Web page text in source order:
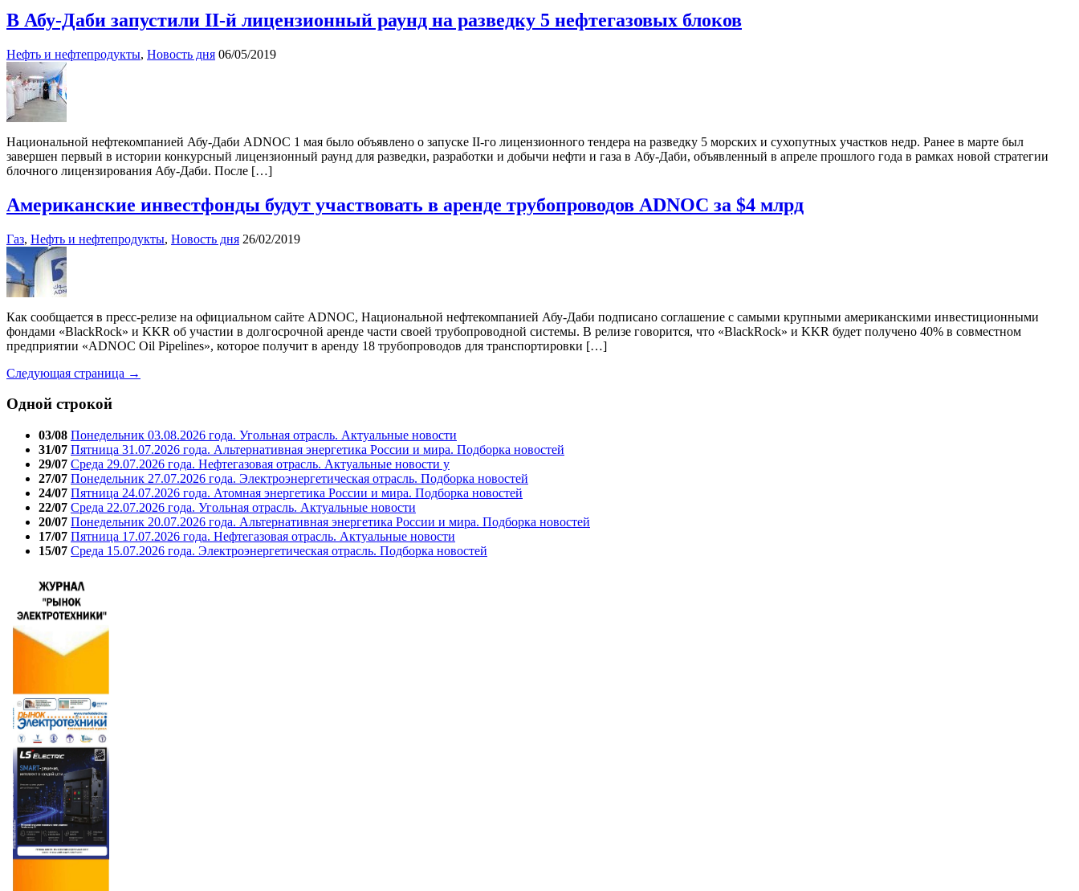
В Абу-Даби запустили II-й лицензионный раунд на разведку 5 нефтегазовых блоков
Нефть и нефтепродукты, Новость дня 06/05/2019
Национальной нефтекомпанией Абу-Даби ADNOC 1 мая было объявлено о запуске II-го лицензионного тендера на разведку 5 морских и сухопутных участков недр. Ранее в марте был
завершен первый в истории конкурсный лицензионный раунд для разведки, разработки и добычи нефти и газа в Абу-Даби, объявленный в апреле прошлого года в рамках новой стратегии
блочного лицензирования Абу-Даби. После […]
Американские инвестфонды будут участвовать в аренде трубопроводов ADNOC за $4 млрд
Газ, Нефть и нефтепродукты, Новость дня 26/02/2019
Как сообщается в пресс-релизе на официальном сайте ADNOC, Национальной нефтекомпанией Абу-Даби подписано соглашение с самыми крупными американскими инвестиционными
фондами «BlackRock» и KKR об участии в долгосрочной аренде части своей трубопроводной системы. В релизе говорится, что «BlackRock» и KKR будет получено 40% в совместном
предприятии «ADNOC Oil Pipelines», которое получит в аренду 18 трубопроводов для транспортировки […]
Следующая страница →
Одной строкой
03/08 Понедельник 03.08.2026 года. Угольная отрасль. Актуальные новости
31/07 Пятница 31.07.2026 года. Альтернативная энергетика России и мира. Подборка новостей
29/07 Среда 29.07.2026 года. Нефтегазовая отрасль. Актуальные новости у
27/07 Понедельник 27.07.2026 года. Электроэнергетическая отрасль. Подборка новостей
24/07 Пятница 24.07.2026 года. Атомная энергетика России и мира. Подборка новостей
22/07 Среда 22.07.2026 года. Угольная отрасль. Актуальные новости
20/07 Понедельник 20.07.2026 года. Альтернативная энергетика России и мира. Подборка новостей
17/07 Пятница 17.07.2026 года. Нефтегазовая отрасль. Актуальные новости
15/07 Среда 15.07.2026 года. Электроэнергетическая отрасль. Подборка новостей